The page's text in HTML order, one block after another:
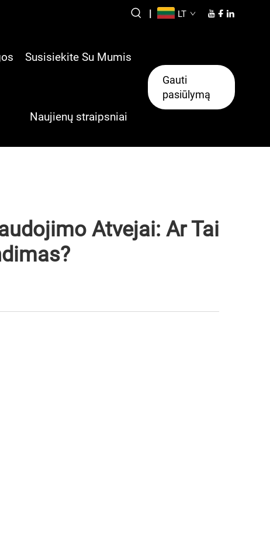
| LT
Susisiekite Su Mumis
Naujienų straipsniai
Gauti
pasiūlymą
Atvejai: Ar Tai